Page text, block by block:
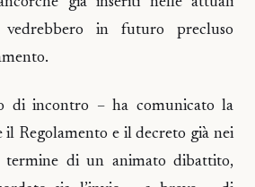
in futuro precluso
di incontro – ha comunicato la
il Regolamento e il decreto già nei
termine di un animato dibattito,